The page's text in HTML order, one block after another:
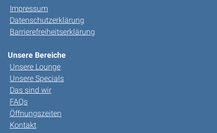
Impressum
Datenschutzerklärung
Barrierefreiheitserklärung
Unsere Bereiche
Unsere Lounge
Unsere Specials
Das sind wir
FAQs
Öffnungszeiten
Kontakt